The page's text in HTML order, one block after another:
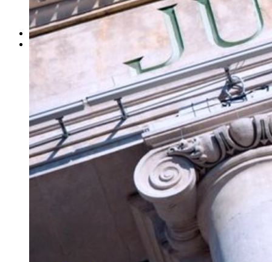
ΕΞΟΠΛΙΣΜΟΣ
ΔΙΚΤΥΟ ΣΥΝΕΡΓΑΤΩΝ
Αθήνα
Λάρισα
Βόλος
Αλεξανδρούπολη
Ιωάννινα
Τρίκαλα
Χαλκίδα
Σέρρες
Βέροια